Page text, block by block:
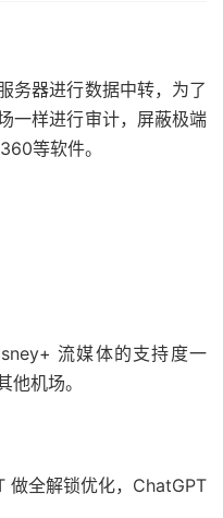
务器进行数据中转，为了
一样进行审计，屏蔽极端
等软件。
流媒体的支持度一
机场。
做全解锁优化，ChatGPT